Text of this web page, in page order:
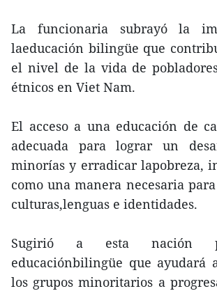
La funcionaria subrayó la
laeducación bilingüe que
el nivel de la vida de
étnicos en Viet Nam.
El acceso a una educación de
adecuada para lograr un
minorías y erradicar lapobreza,
como una manera necesaria
culturas,lenguas e identidades.
Sugirió a esta nación
educaciónbilingüe que ayudará
los grupos minoritarios a